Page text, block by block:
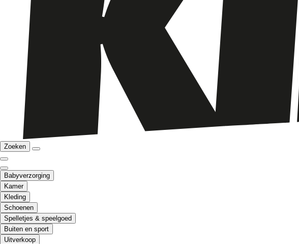
Zoeken
Babyverzorging
Kamer
Kleding
Schoenen
Spelletjes & speelgoed
Buiten en sport
Uitverkoop